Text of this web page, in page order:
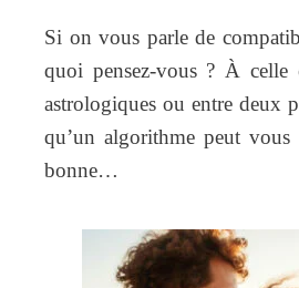
Si on vous parle de
quoi pensez-vous ? À celle
astrologiques ou entre deux
qu’un algorithme peut
bonne…